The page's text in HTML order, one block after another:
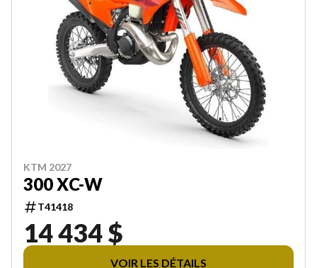
KTM 2027
300 XC-W
T41418
14 434 $
VOIR LES DÉTAILS